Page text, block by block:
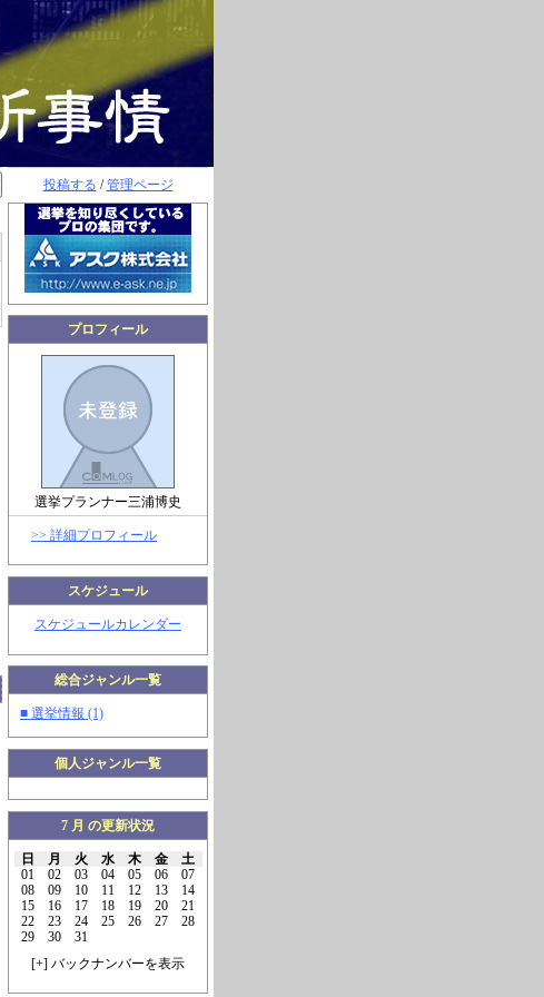
投稿する /管理ページ
プロフィール
選挙プランナー三浦博史
>> 詳細プロフィール
スケジュール
スケジュールカレンダー
総合ジャンル一覧
■ 選挙情報 (1)
個人ジャンル一覧
7 月 の更新状況
日 月 火 水 木 金
土
01
02 03 04 05 06
07
08
09 10 11 12 13
14
15
16 17 18 19 20
21
22
23 24 25 26 27
28
29
30
31
[+] バックナンバーを表示